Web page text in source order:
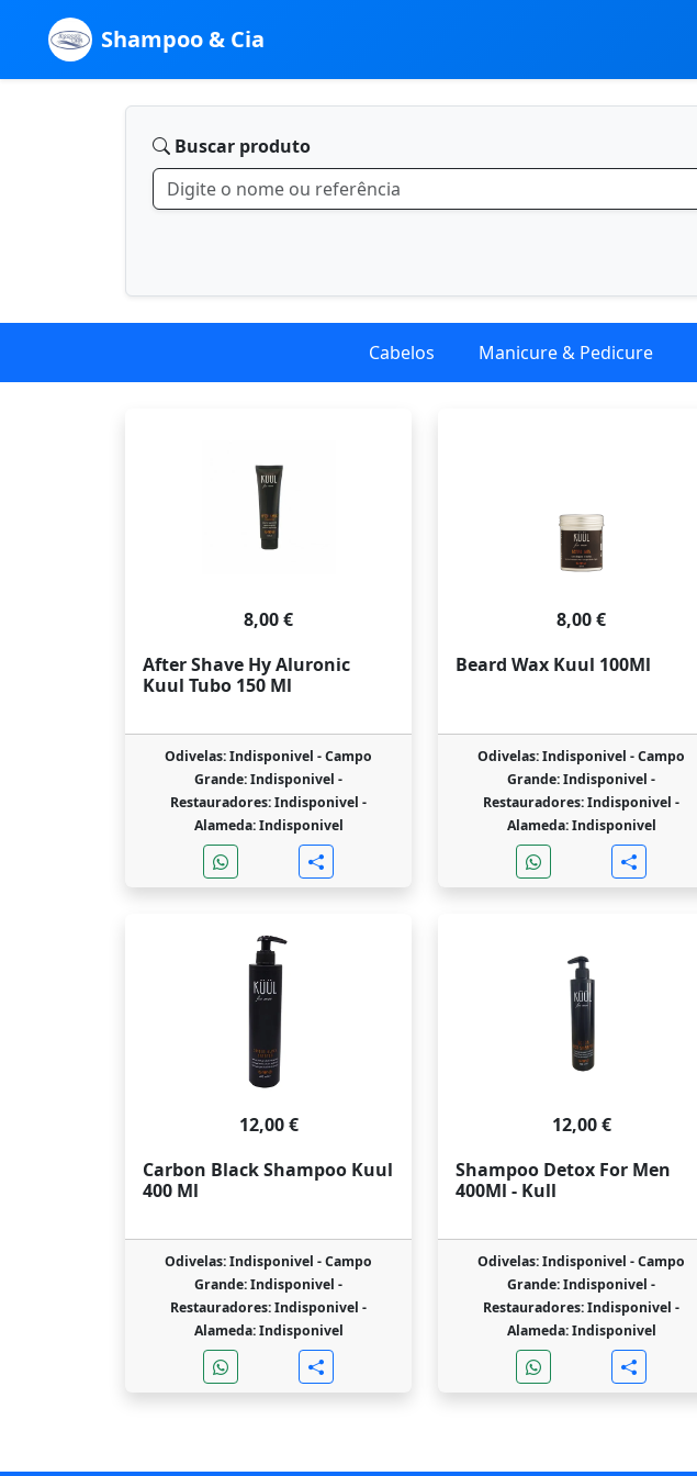
Shampoo & Cia
Buscar produto
Cabelos Manicure & Pedicure
8,00 €
After Shave Hy Aluronic
Kuul Tubo 150 Ml
Odivelas: Indisponivel -Campo
Grande: Indisponivel -
Restauradores: Indisponivel -
Alameda: Indisponivel
8,00 €
Beard Wax Kuul 100Ml
Odivelas: Indisponivel -Campo
Grande: Indisponivel -
Restauradores: Indisponivel -
Alameda: Indisponivel
12,00 €
Carbon Black Shampoo Kuul
400 Ml
Odivelas: Indisponivel -Campo
Grande: Indisponivel -
Restauradores: Indisponivel -
Alameda: Indisponivel
12,00 €
Shampoo Detox For Men
400Ml - Kull
Odivelas: Indisponivel -Campo
Grande: Indisponivel -
Restauradores: Indisponivel -
Alameda: Indisponivel